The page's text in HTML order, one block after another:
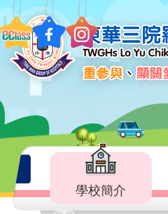
移至主內容
Main
navigation
學校簡介